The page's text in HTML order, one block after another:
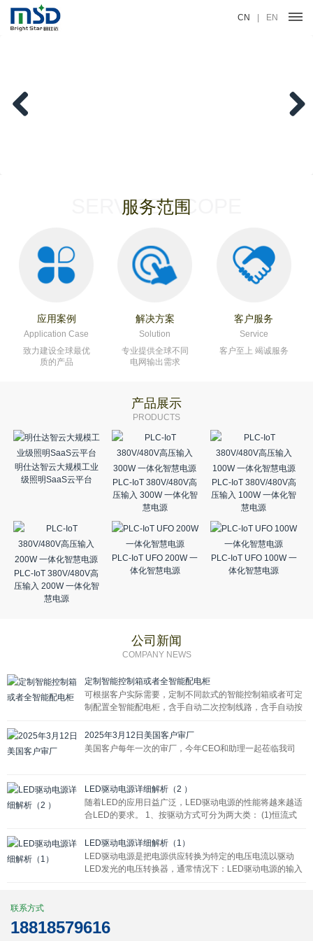
CN EN
服务范围
SERVICE SCOPE
应用案例
Application Case
致力建设全球最优
质的产品
解决方案
Solution
专业提供全球不同
电网输出需求
客户服务
Service
客户至上 竭诚服务
产品展示
PRODUCTS
明仕达智云大规模工业
级照明SaaS云平台
PLC-IoT 380V/480V高
压输入 300W 一体化智
慧电源
PLC-IoT 380V/480V高
压输入 100W 一体化智
慧电源
PLC-IoT 380V/480V高
压输入 200W 一体化智
慧电源
PLC-IoT UFO 200W 一
体化智慧电源
PLC-IoT UFO 100W 一
体化智慧电源
公司新闻
COMPANY NEWS
定制智能控制箱或者全智能配电柜
可根据客户实际需要，定制不同款式的智能控制箱或者可定
制配置全智能配电柜，含手自动二次控制线路，含手自动按
显示屏外露方便操作。
2025年3月12日美国客户审厂
美国客户每年一次的审厂，今年CEO和助理一起莅临我司
LED驱动电源详细解析（2 ）
随着LED的应用日益广泛，LED驱动电源的性能将越来越适
合LED的要求。 1、按驱动方式可分为两大类： (1)恒流式
LED驱动电源详细解析（1）
LED驱动电源是把电源供应转换为特定的电压电流以驱动
LED发光的电压转换器，通常情况下：LED驱动电源的输入
联系方式
18818579616